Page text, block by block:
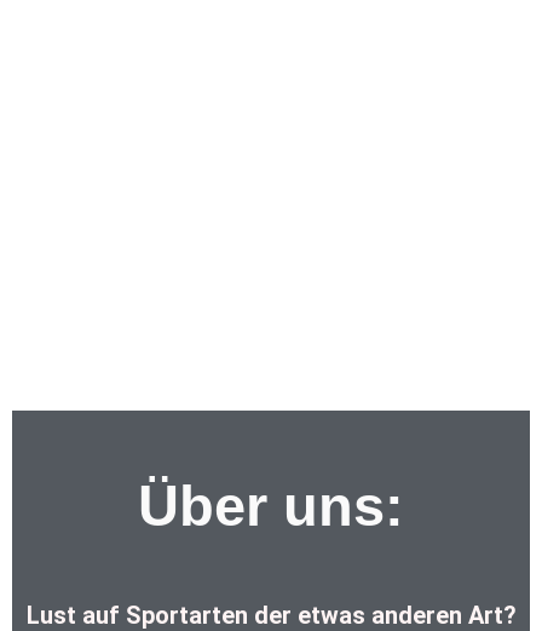
Über uns:
Lust auf Sportarten der etwas anderen Art?